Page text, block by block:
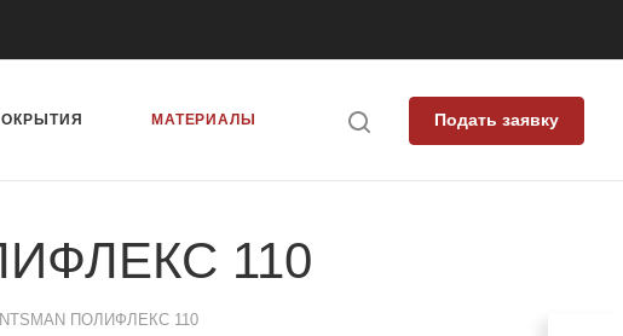
МАТЕРИАЛЫ Подать заявку
110
ПОЛИФЛЕКС 110